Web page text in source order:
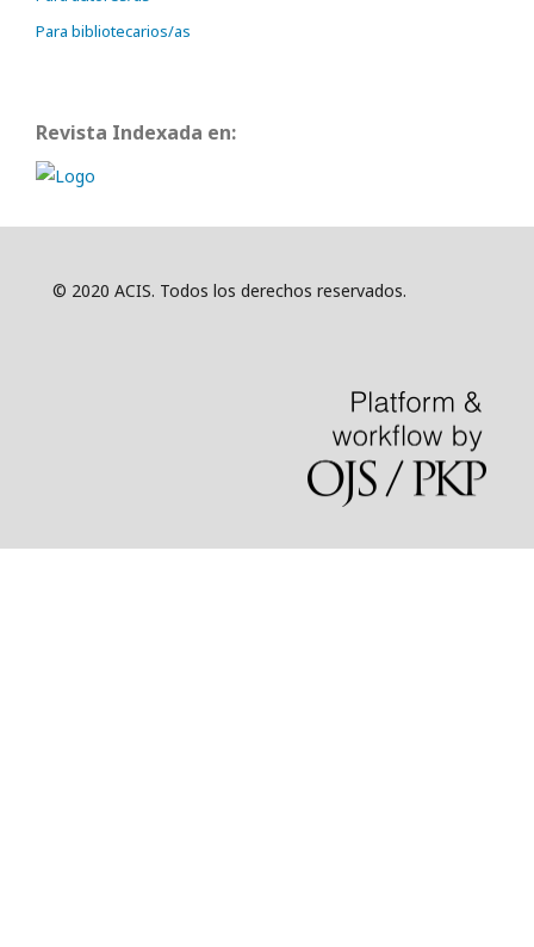
Para bibliotecarios/as
Revista Indexada en:
© 2020 ACIS. Todos los derechos reservados.